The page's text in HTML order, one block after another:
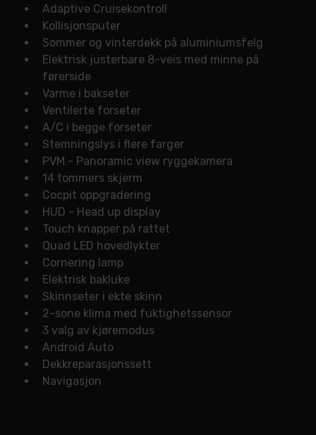
Adaptive Cruisekontroll
Kollisjonsputer
Sommer og vinterdekk på aluminiumsfelg
Elektrisk justerbare 8-veis med minne på
førerside
Varme i bakseter
Ventilerte forseter
A/C i begge forseter
Stemningslys i flere farger
PVM - Panoramic view ryggekamera
14 tommers skjerm
Cocpit oppgradering
HUD - Head up display
Touch knapper på rattet
Quad LED hovedlykter
Cornering lamp
Elektrisk bakluke
Skinnseter i ekte skinn
2-sone klima med fuktighetssensor
3 valg av kjøremodus
Android Auto
Dekkreparasjonssett
Navigasjon